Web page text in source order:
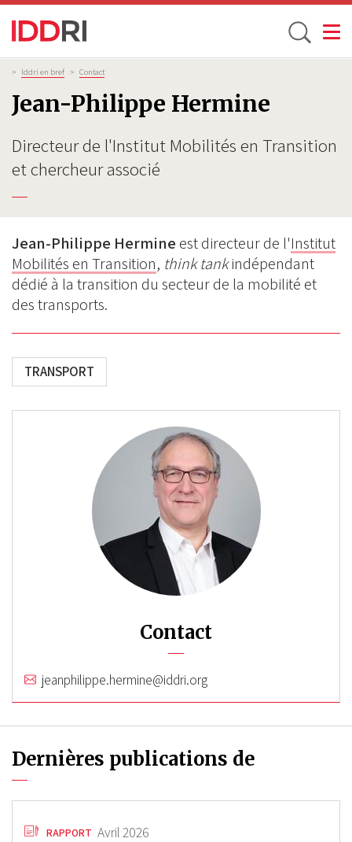
Aller
contenu
Toggle
Fil
d'Ariane
> Iddri en bref > Contact
Jean-Philippe Hermine
Directeur de l'Institut Mobilités en Transition
et chercheur associé
Jean-Philippe Hermine est directeur de l'Institut
Mobilités en Transition, think tankindépendant
dédié à la transition du secteur de la mobilité et
des transports.
TRANSPORT
Contact
jeanphilippe.hermine@iddri.org
Dernières publications de
RAPPORT Avril 2026